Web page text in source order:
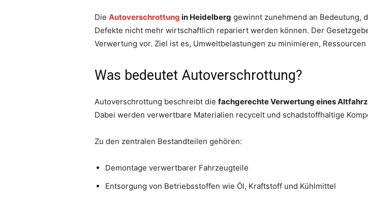
Die Autoverschrottung in Heidelberg gewinnt zunehmend an Bedeutung,
Defekte nicht mehr wirtschaftlich repariert werden können. Der
Verwertung vor. Ziel ist es, Umweltbelastungen zu minimieren,
Was bedeutet Autoverschrottung?
Autoverschrottung beschreibt die fachgerechte Verwertung eines
Dabei werden verwertbare Materialien recycelt und schadstoffhaltige
Zu den zentralen Bestandteilen gehören:
Demontage verwertbarer Fahrzeugteile
Entsorgung von Betriebsstoffen wie Öl, Kraftstoff und Kühlmittel